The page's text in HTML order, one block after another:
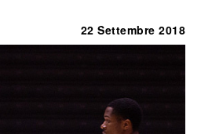
22 Settembre 2018